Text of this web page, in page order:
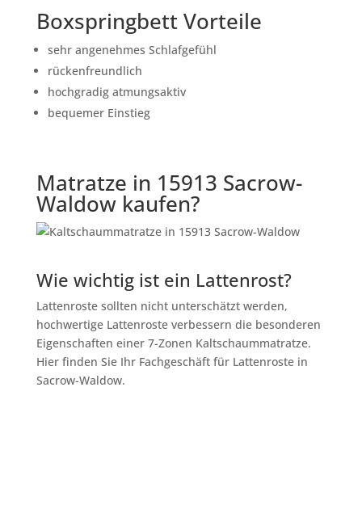
Boxspringbett Vorteile
sehr angenehmes Schlafgefühl
rückenfreundlich
hochgradig atmungsaktiv
bequemer Einstieg
Matratze in 15913 Sacrow-
Waldow kaufen?
Wie wichtig ist ein Lattenrost?
Lattenroste sollten nicht unterschätzt werden,
hochwertige Lattenroste verbessern die besonderen
Eigenschaften einer 7-Zonen Kaltschaummatratze.
Hier finden Sie Ihr Fachgeschäft für Lattenroste in
Sacrow-Waldow.